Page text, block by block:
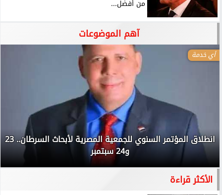
من أفضل...
آهم الموضوعات
أي خدمة
انطلاق المؤتمر السنوي للجمعية المصرية لأبحاث السرطان.. 23
و24 سبتمبر
الأكثر قراءة